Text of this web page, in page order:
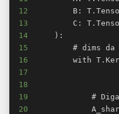
12
13
14
15
16
17
18
19
20